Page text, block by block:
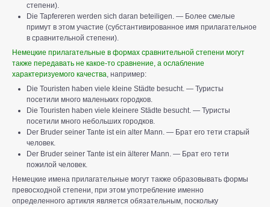
степени).
Die Tapfereren werden sich daran beteiligen. — Более смелые
примут в этом участие (субстантивированное имя прилагательное
в сравнительной степени).
Немецкие прилагательные в формах сравнительной степени могут
также передавать не какое-то сравнение, а ослабление
характеризуемого качества, например:
Die Touristen haben viele kleine Städte besucht. — Туристы
посетили много маленьких городков.
Die Touristen haben viele kleinere Städte besucht. — Туристы
посетили много небольших городков.
Der Bruder seiner Tante ist ein alter Mann. — Брат его тети старый
человек.
Der Bruder seiner Tante ist ein älterer Mann. — Брат его тети
пожилой человек.
Немецкие имена прилагательные могут также образовывать формы
превосходной степени, при этом употребление именно
определенного артикля является обязательным, поскольку